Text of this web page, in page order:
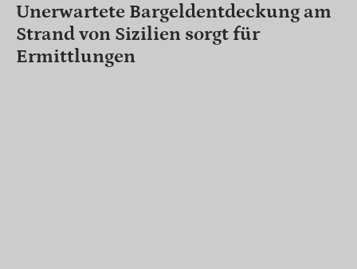
Unerwartete Bargeldentdeckung am
Strand von Sizilien sorgt für
Ermittlungen